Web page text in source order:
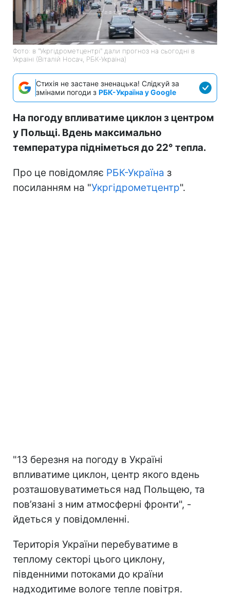
Фото: в "Укргідрометцентрі" дали прогноз на сьогодні в
Україні (Віталій Носач, РБК-Україна)
Стихія не застане зненацька! Слідкуй за
змінами погоди з РБК-Україна у Google
На погоду впливатиме циклон з центром
у Польщі. Вдень максимально
температура підніметься до 22° тепла.
Про це повідомляє РБК-Україна з
посиланням на "Укргідрометцентр".
"13 березня на погоду в Україні
впливатиме циклон, центр якого вдень
розташовуватиметься над Польщею, та
пов’язані з ним атмосферні фронти", -
йдеться у повідомленні.
Територія України перебуватиме в
теплому секторі цього циклону,
південними потоками до країни
надходитиме вологе тепле повітря.